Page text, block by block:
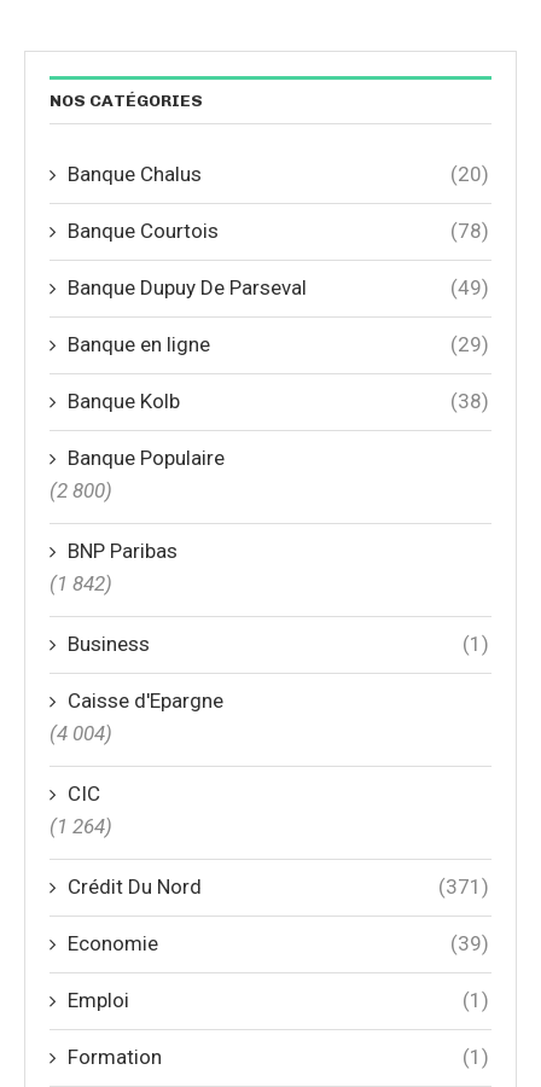
NOS CATÉGORIES
Banque Chalus (20)
Banque Courtois (78)
Banque Dupuy De Parseval (49)
Banque en ligne (29)
Banque Kolb (38)
Banque Populaire
(2 800)
BNP Paribas
(1 842)
Business (1)
Caisse d'Epargne
(4 004)
CIC
(1 264)
Crédit Du Nord (371)
Economie (39)
Emploi (1)
Formation (1)